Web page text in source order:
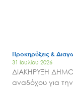
Προκηρύξεις &
31 Ιουλίου 2026
ΔΙΑΚΗΡΥΞΗ
αναδόχου για